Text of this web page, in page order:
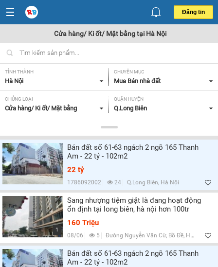
Đăng tin
Cửa hàng/ Ki ốt/ Mặt bằng tại Hà Nội
TỈNH THÀNH
Hà Nội
CHUYÊN MỤC
Mua Bán nhà đất
CHỦNG LOẠI
Cửa hàng/ Ki ốt/ Mặt bằng
QUẬN HUYỆN
Q.Long Biên
Tất cả
MỨC GIÁ
Tất cả
MẶT TIỀN
Từ 5-7m,
HƯỚNG
GIẤY TỜ PHÁP LÝ
Tất cả
Bán đất số 61-63 ngách 2 ngõ 165 Thanh
Am - 22 tỷ - 102m2
22 tỷ
1786092002 24 Q.Long Biên, Hà Nội
1
Sang nhượng tiệm giặt là đang hoạt động
ổn định tại long biên, hà nội hơn 100tr
160 Triệu
08/06 5 Đường Nguyễn Văn Cừ, Bồ Đề, Hà Nội
Bán đất số 61-63 ngách 2 ngõ 165 Thanh
Am - 22 tỷ - 102m2